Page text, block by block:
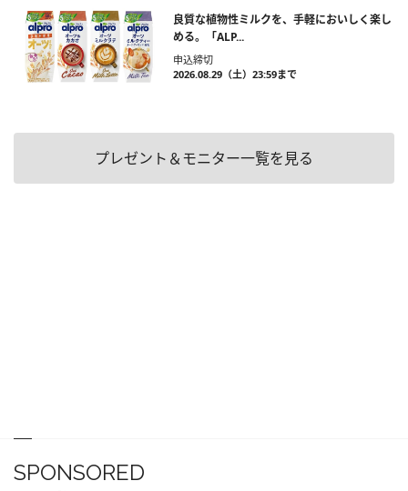
良質な植物性ミルクを、手軽においしく楽し
める。「ALP...
申込締切
2026.08.29（土）23:59まで
プレゼント＆モニター一覧を見る
SPONSORED